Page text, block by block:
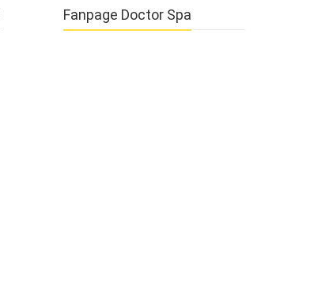
Fanpage Doctor Spa